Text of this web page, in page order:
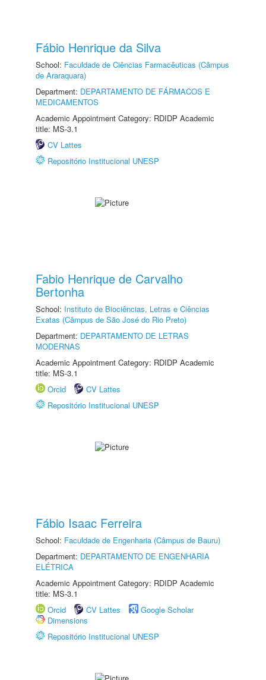
Fábio Henrique da Silva
School: Faculdade de Ciências Farmacêuticas (Câmpus
de Araraquara)
Department: DEPARTAMENTO DE FÁRMACOS E
MEDICAMENTOS
Academic Appointment Category: RDIDP Academic
title: MS-3.1
CV Lattes
Repositório Institucional UNESP
Fabio Henrique de Carvalho
Bertonha
School: Instituto de Biociências, Letras e Ciências
Exatas (Câmpus de São José do Rio Preto)
Department: DEPARTAMENTO DE LETRAS
MODERNAS
Academic Appointment Category: RDIDP Academic
title: MS-3.1
Orcid
CV Lattes
Repositório Institucional UNESP
Fábio Isaac Ferreira
School: Faculdade de Engenharia (Câmpus de Bauru)
Department: DEPARTAMENTO DE ENGENHARIA
ELÉTRICA
Academic Appointment Category: RDIDP Academic
title: MS-3.1
Orcid
CV Lattes
Google Scholar
Dimensions
Repositório Institucional UNESP